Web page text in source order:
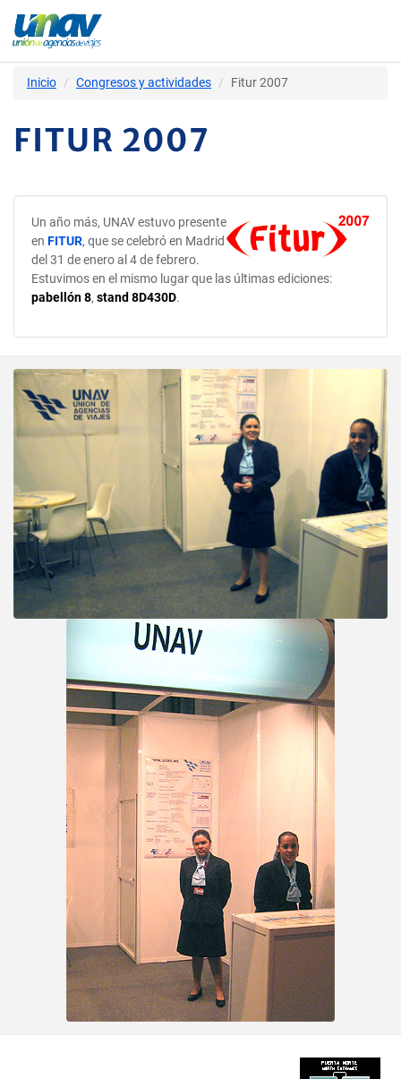
Inicio Congresos y actividades Fitur 2007
FITUR 2007
Un año más, UNAV estuvo presente
en FITUR, que se celebró en Madrid
del 31 de enero al 4 de febrero.
Estuvimos en el mismo lugar que las últimas ediciones:
pabellón 8, stand 8D430D.